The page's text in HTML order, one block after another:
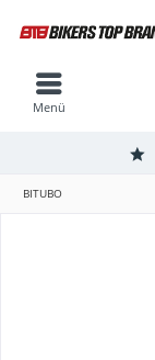
Menü
BITUBO